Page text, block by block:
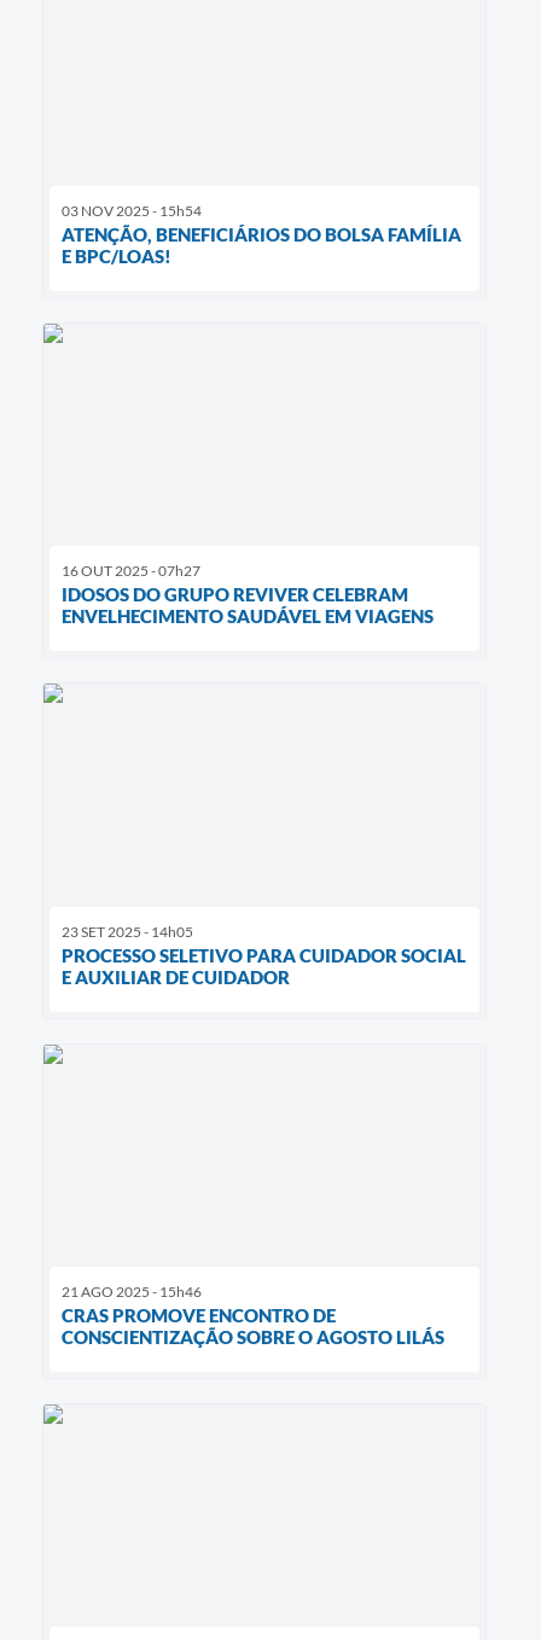
03 NOV 2025 - 15h54
ATENÇÃO, BENEFICIÁRIOS DO BOLSA FAMÍLIA
E BPC/LOAS!
16 OUT 2025 - 07h27
IDOSOS DO GRUPO REVIVER CELEBRAM
ENVELHECIMENTO SAUDÁVEL EM VIAGENS
23 SET 2025 - 14h05
PROCESSO SELETIVO PARA CUIDADOR SOCIAL
E AUXILIAR DE CUIDADOR
21 AGO 2025 - 15h46
CRAS PROMOVE ENCONTRO DE
CONSCIENTIZAÇÃO SOBRE O AGOSTO LILÁS